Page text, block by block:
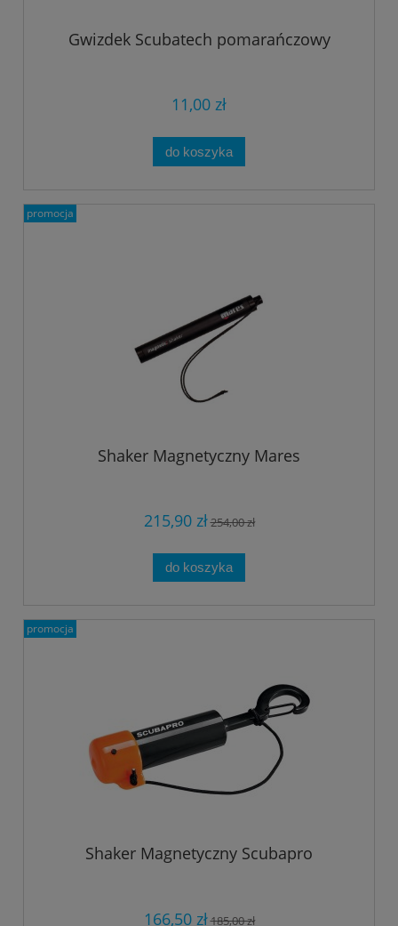
Gwizdek Scubatech pomarańczowy
11,00 zł
do koszyka
Shaker Magnetyczny Mares
215,90 zł254,00 zł
do koszyka
promocja
Shaker Magnetyczny Scubapro
166,50 zł185,00 zł
promocja